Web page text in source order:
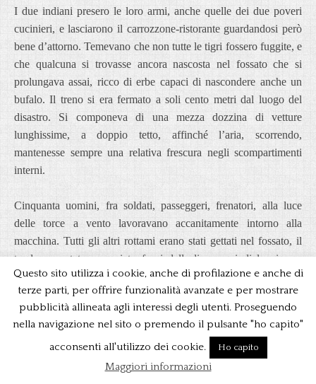
I due indiani presero le loro armi, anche quelle dei due poveri
cucinieri, e lasciarono il carrozzone-ristorante guardandosi però
bene d’attorno. Temevano che non tutte le tigri fossero fuggite, e
che qualcuna si trovasse ancora nascosta nel fossato che si
prolungava assai, ricco di erbe capaci di nascondere anche un
bufalo. Il treno si era fermato a soli cento metri dal luogo del
disastro. Si componeva di una mezza dozzina di vetture
lunghissime, a doppio tetto, affinché l’aria, scorrendo,
mantenesse sempre una relativa frescura negli scompartimenti
interni.
Cinquanta uomini, fra soldati, passeggeri, frenatori, alla luce
delle torce a vento lavoravano accanitamente intorno alla
macchina. Tutti gli altri rottami erano stati gettati nel fossato, il
tender era stato rovesciato fuori dalla linea, quindi la via era
quasi libera. Kammamuri mise in mano all’impiegato una bella
moneta d’oro ed entrò, con Timul, nell’ultimo carrozzone, che
era in quel momento assolutamente deserto.
«Nessuno verrà a disturbarvi, signori» disse il frenatore che li
aveva guidati, e che in pochi minuti si era guadagnato cento lire.
Questo sito utilizza i cookie, anche di profilazione e anche di
terze parti, per offrire funzionalità avanzate e per mostrare
pubblicità allineata agli interessi degli utenti. Proseguendo
nella navigazione nel sito o premendo il pulsante "ho capito"
acconsenti all'utilizzo dei cookie.
Ho capito
Maggiori informazioni